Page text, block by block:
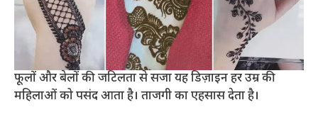
फूलों और बेलों की जटिलता से सजा यह डिज़ाइन हर उम्र की
महिलाओं को पसंद आता है। ताजगी का एहसास देता है।